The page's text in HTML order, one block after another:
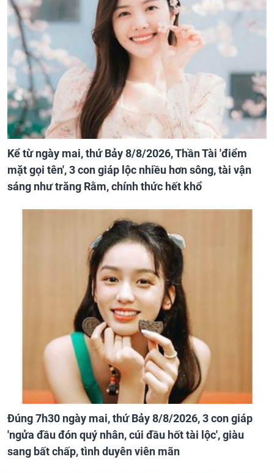
Kể từ ngày mai, thứ Bảy 8/8/2026, Thần Tài 'điểm
mặt gọi tên', 3 con giáp lộc nhiều hơn sông, tài vận
sáng như trăng Rằm, chính thức hết khổ
Đúng 7h30 ngày mai, thứ Bảy 8/8/2026, 3 con giáp
'ngửa đầu đón quý nhân, cúi đầu hốt tài lộc', giàu
sang bất chấp, tình duyên viên mãn